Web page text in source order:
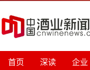
首页 深读 企业